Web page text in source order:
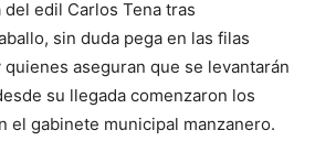
edil Carlos Tena tras
sin duda pega en las filas
aseguran que se levantarán
su llegada comenzaron los
el gabinete municipal manzanero.